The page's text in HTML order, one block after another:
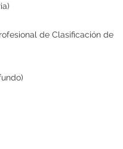
de Clasificación de